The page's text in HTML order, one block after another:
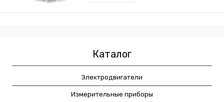
Каталог
Электродвигатели
Измерительные приборы